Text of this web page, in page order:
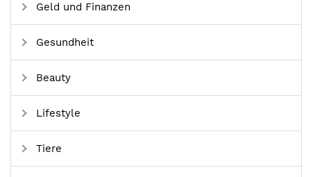
Geld und Finanzen
Gesundheit
Beauty
Lifestyle
Tiere